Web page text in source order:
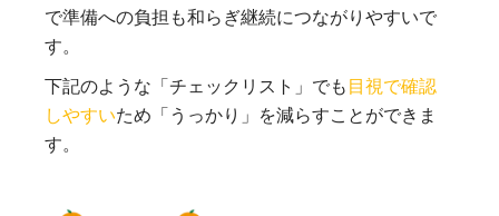
で準備への負担も和らぎ継続につながりやすいで
す。
下記のような「チェックリスト」でも目視で確認
しやすいため「うっかり」を減らすことができま
す。